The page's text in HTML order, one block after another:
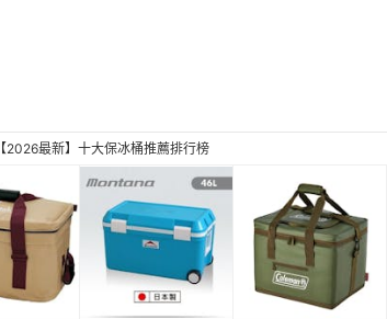
【2026最新】十大保冰桶推薦排行榜